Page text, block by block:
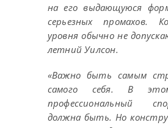
на его выдающуюся
серьезных промахов.
уровня обычно не
летний Уилсон.
«Важно быть самым
самого себя. В
профессиональный
должна быть. Но